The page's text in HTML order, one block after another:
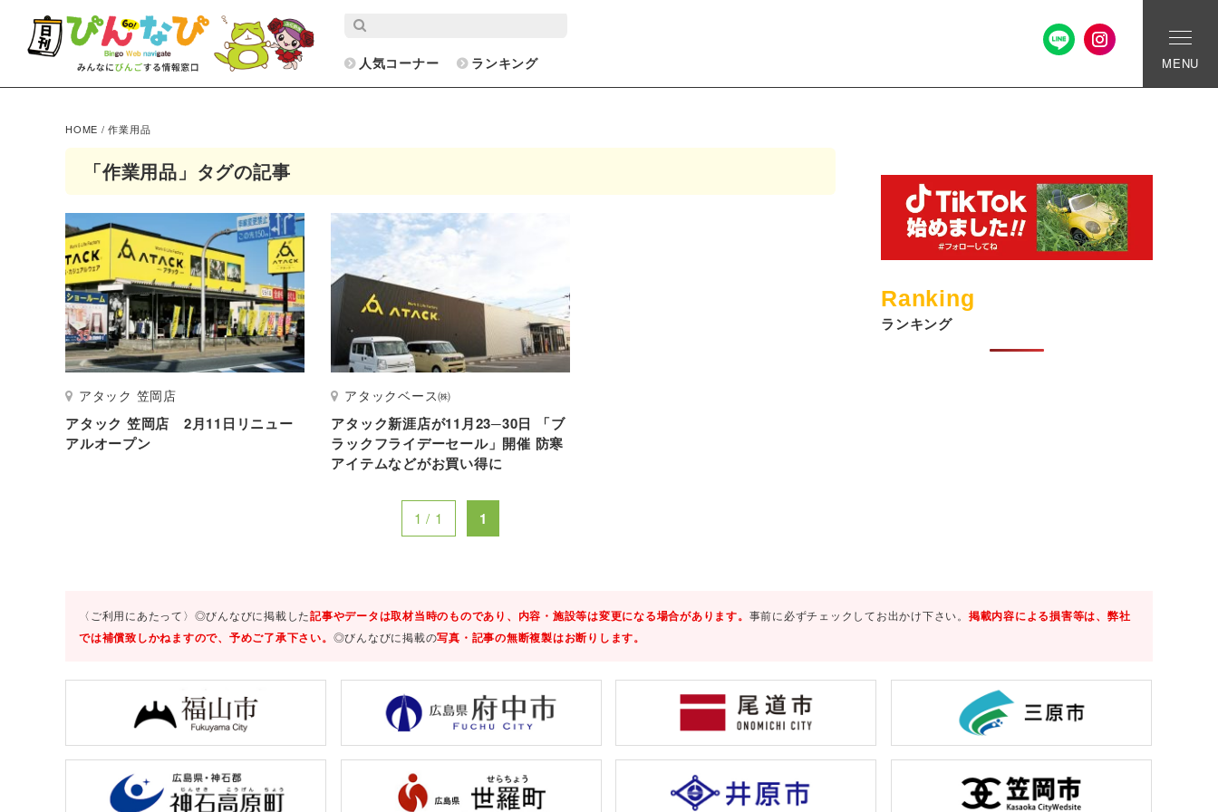
人気コーナー ランキング MENU
HOME /作業用品
「作業用品」タグの記事
アタック 笠岡店
アタック 笠岡店 2月11日リニュー
アルオープン
アタックベース㈱
アタック新涯店が11月23─30日 「ブ
ラックフライデーセール」開催 防寒
アイテムなどがお買い得に
1 / 1 1
Ranking
ランキング
〈ご利用にあたって〉◎びんなびに掲載した記事やデータは取材当時のものであり、内容・施設等は変更になる場合があります。 事前に必ずチェックしてお出かけ下さい。 掲載内容による損害等は、弊社
では補償致しかねますので、予めご了承下さい。 ◎びんなびに掲載の写真・記事の無断複製はお断りします。